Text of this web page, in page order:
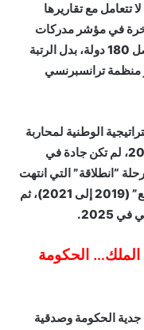
تتعامل مع تقاريرها
في مؤشر مدركات
الفساد، بل تراجع ليحتل الرتبة الـ80 من أصل 180 دولة، بدل الرتبة
حسب تقرير منظمة ترانسبرنسي
الوطنية لمحاربة
الفساد، وأعطت انطلاقتها الرسمية في 2016، لم تكن جادة في
“انطلاقة” التي انتهت
في سنة 2018، ثم المرحلة الثانية “التوسيع” (2019 إلى 2021)، ثم
الملك… الحكومة
الحكومة وصدقية